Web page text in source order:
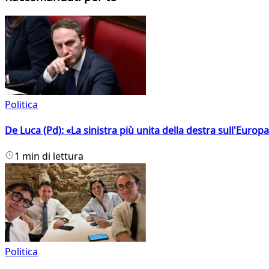
Politica
De Luca (Pd): «La sinistra più unita della destra
1 min di lettura
Politica